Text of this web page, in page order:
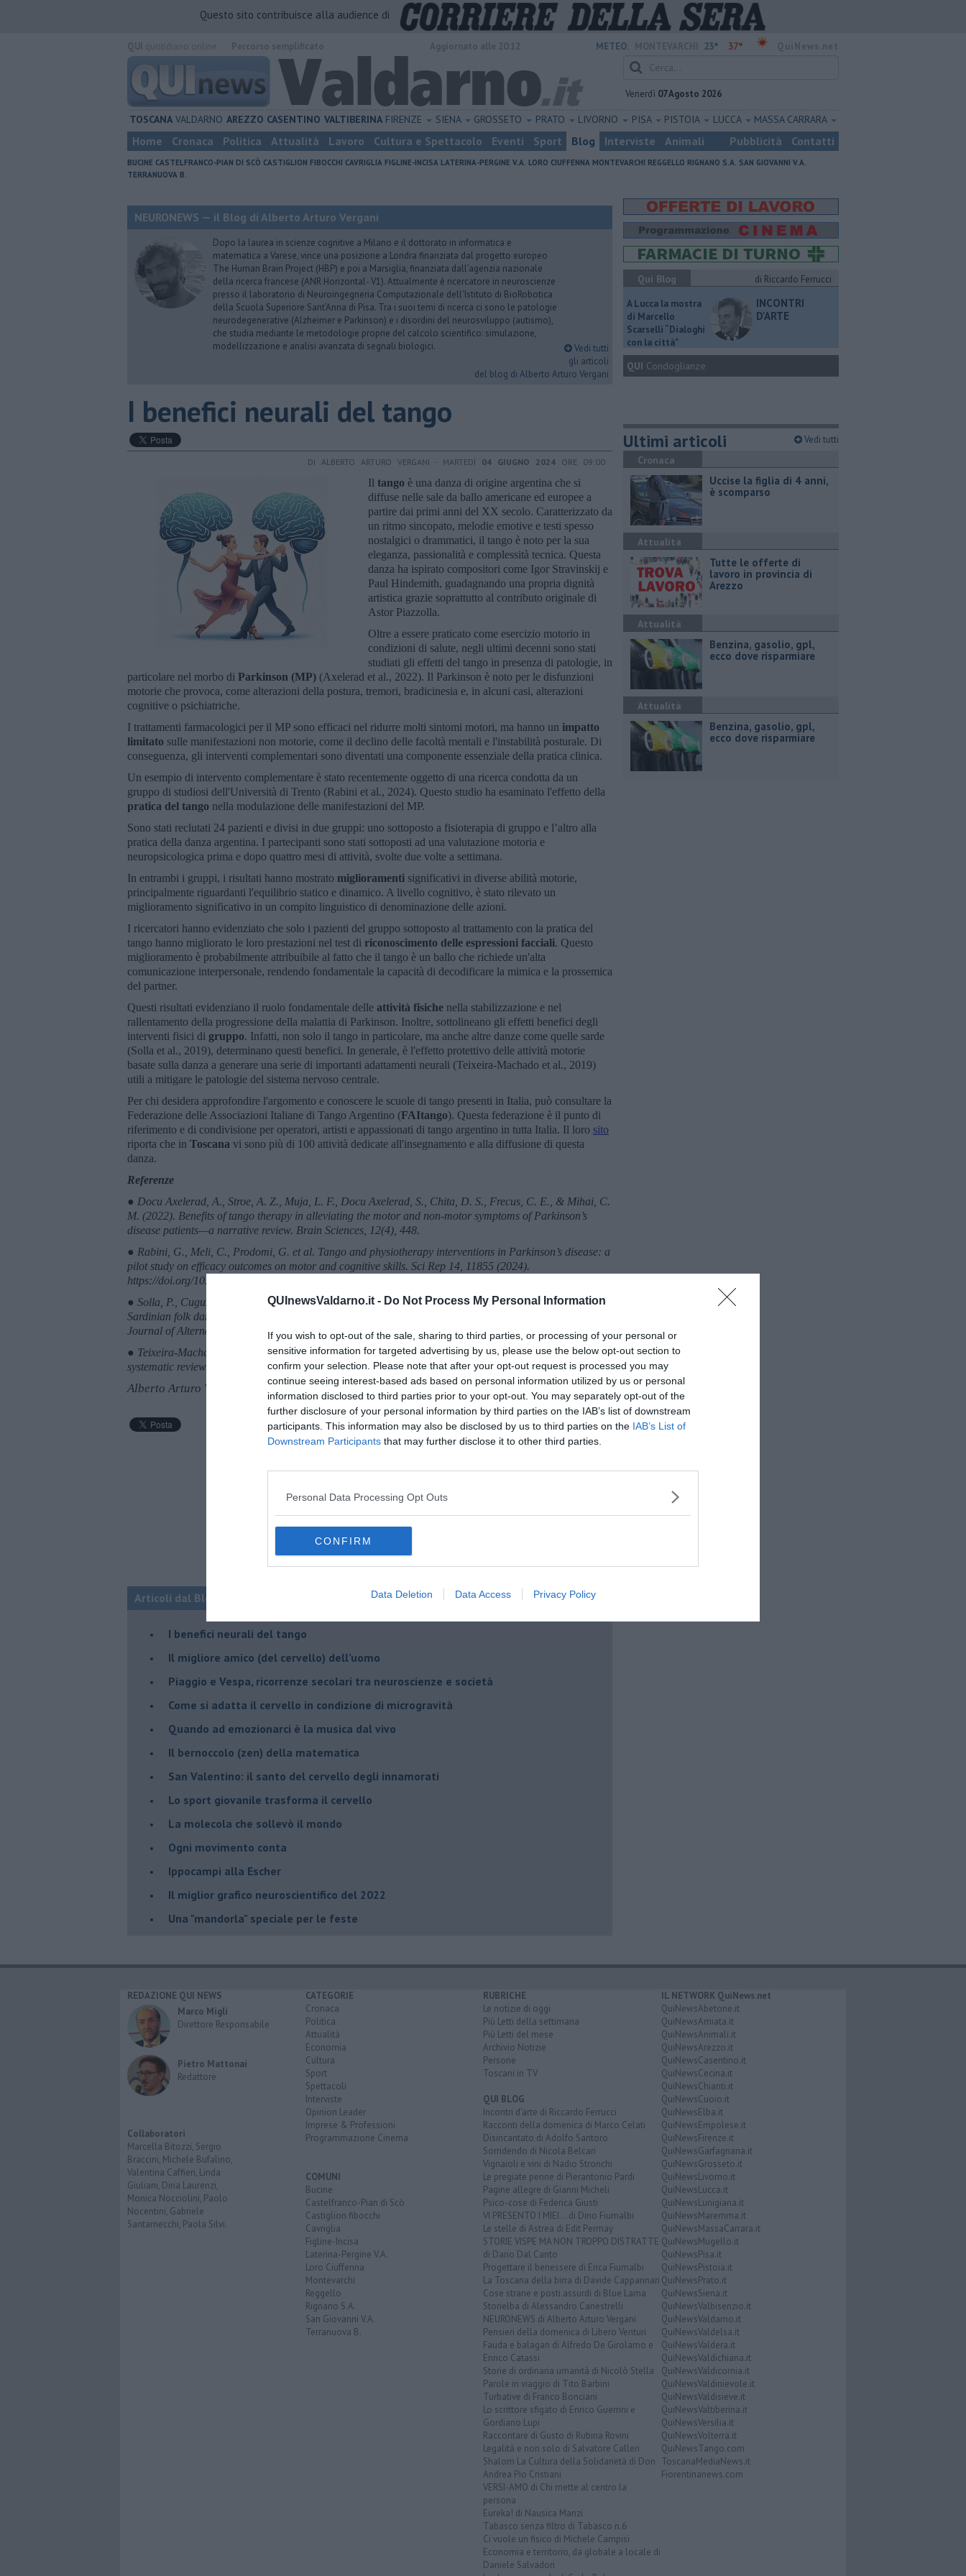
QUInewsValdarno.it - Do Not Process My Personal Information
If you wish to opt-out of the sale, sharing to third parties, or processing of your personal or
sensitive information for targeted advertising by us, please use the below opt-out section to
confirm your selection. Please note that after your opt-out request is processed you may
continue seeing interest-based ads based on personal information utilized by us or personal
information disclosed to third parties prior to your opt-out. You may separately opt-out of the
further disclosure of your personal information by third parties on the IAB’s list of downstream
participants. This information may also be disclosed by us to third parties on the IAB’s List of
Downstream Participants that may further disclose it to other third parties.
Personal Data Processing Opt Outs
CONFIRM
Data Deletion Data Access Privacy Policy
Questo sito contribuisce alla audience di
METEO: 23° 37°
Venerdì 07 Agosto 2026
TOSCANA VALDARNO AREZZO CASENTINO VALTIBERINA FIRENZE SIENA GROSSETO PRATO LIVORNO PISA PISTOIA LUCCA MASSA CARRARA
Home Cronaca Politica Attualità Lavoro Cultura e Spettacolo Eventi Sport Blog Interviste Animali Pubblicità Contatti
BUCINE CASTELFRANCO-PIAN DI SCÒ CASTIGLION FIBOCCHI CAVRIGLIA FIGLINE-INCISA LATERINA-PERGINE V.A. LORO CIUFFENNA MONTEVARCHI REGGELLO RIGNANO S.A. SAN GIOVANNI V.A.
TERRANUOVA B.
NEURONEWS — il Blog di Alberto Arturo Vergani
Dopo la laurea in scienze cognitive a Milano e il dottorato in informatica e
matematica a Varese, vince una posizione a Londra finanziata dal progetto europeo
The Human Brain Project (HBP) e poi a Marsiglia, finanziata dall’agenzia nazionale
della ricerca francese (ANR Horizontal- V1). Attualmente è ricercatore in neuroscienze
presso il laboratorio di Neuroingegneria Computazionale dell'Istituto di BioRobotica
della Scuola Superiore Sant’Anna di Pisa. Tra i suoi temi di ricerca ci sono le patologie
neurodegenerative (Alzheimer e Parkinson) e i disordini del neurosviluppo (autismo),
che studia mediante le metodologie proprie del calcolo scientifico: simulazione,
modellizzazione e analisi avanzata di segnali biologici.
Vedi tutti
gli articoli
del blog di Alberto Arturo Vergani
​I benefici neurali del tango
DI ALBERTO ARTURO VERGANI - MARTEDÌ 04 GIUGNO 2024 ORE 09:00
Il tango è una danza di origine argentina che si
diffuse nelle sale da ballo americane ed europee a
partire dai primi anni del XX secolo. Caratterizzato da
un ritmo sincopato, melodie emotive e testi spesso
nostalgici o drammatici, il tango è noto per la sua
eleganza, passionalità e complessità tecnica. Questa
danza ha ispirato compositori come Igor Stravinskij e
Paul Hindemith, guadagnando una propria dignità
artistica grazie soprattutto al contributo originale di
Astor Piazzolla.
Oltre a essere praticato come esercizio motorio in
condizioni di salute, negli ultimi decenni sono stati
studiati gli effetti del tango in presenza di patologie, in
particolare nel morbo di Parkinson (MP) (Axelerad et al., 2022). Il Parkinson è noto per le disfunzioni
motorie che provoca, come alterazioni della postura, tremori, bradicinesia e, in alcuni casi, alterazioni
cognitive o psichiatriche.
I trattamenti farmacologici per il MP sono efficaci nel ridurre molti sintomi motori, ma hanno un impatto
limitato sulle manifestazioni non motorie, come il declino delle facoltà mentali e l'instabilità posturale. Di
conseguenza, gli interventi complementari sono diventati una componente essenziale della pratica clinica.
Un esempio di intervento complementare è stato recentemente oggetto di una ricerca condotta da un
gruppo di studiosi dell'Università di Trento (Rabini et al., 2024). Questo studio ha esaminato l'effetto della
pratica del tango nella modulazione delle manifestazioni del MP.
Sono stati reclutati 24 pazienti e divisi in due gruppi: uno sottoposto a fisioterapia di gruppo e l’altro alla
pratica della danza argentina. I partecipanti sono stati sottoposti ad una valutazione motoria e
neuropsicologica prima e dopo quattro mesi di attività, svolte due volte a settimana.
In entrambi i gruppi, i risultati hanno mostrato miglioramenti significativi in diverse abilità motorie,
principalmente riguardanti l'equilibrio statico e dinamico. A livello cognitivo, è stato rilevato un
miglioramento significativo in un compito linguistico di denominazione delle azioni.
I ricercatori hanno evidenziato che solo i pazienti del gruppo sottoposto al trattamento con la pratica del
tango hanno migliorato le loro prestazioni nel test di riconoscimento delle espressioni facciali. Questo
miglioramento è probabilmente attribuibile al fatto che il tango è un ballo che richiede un'alta
comunicazione interpersonale, rendendo fondamentale la capacità di decodificare la mimica e la prossemica
del partner.
Questi risultati evidenziano il ruolo fondamentale delle attività fisiche nella stabilizzazione e nel
rallentamento della progressione della malattia di Parkinson. Inoltre, sottolineano gli effetti benefici degli
interventi fisici di gruppo. Infatti, non solo il tango in particolare, ma anche altre danze come quelle sarde
(Solla et al., 2019), determinano questi benefici. In generale, è l'effetto protettivo delle attività motorie
basate sulla danza a generare una serie di importanti adattamenti neurali (Teixeira-Machado et al., 2019)
utili a mitigare le patologie del sistema nervoso centrale.
Per chi desidera approfondire l'argomento e conoscere le scuole di tango presenti in Italia, può consultare la
Federazione delle Associazioni Italiane di Tango Argentino (FAItango). Questa federazione è il punto di
riferimento e di condivisione per operatori, artisti e appassionati di tango argentino in tutta Italia. Il loro sito
riporta che in Toscana vi sono più di 100 attività dedicate all'insegnamento e alla diffusione di questa
danza.
Referenze
● Docu Axelerad, A., Stroe, A. Z., Muja, L. F., Docu Axelerad, S., Chita, D. S., Frecus, C. E., & Mihai, C.
M. (2022). Benefits of tango therapy in alleviating the motor and non-motor symptoms of Parkinson’s
disease patients—a narrative review. Brain Sciences, 12(4), 448.
● Rabini, G., Meli, C., Prodomi, G. et al. Tango and physiotherapy interventions in Parkinson’s disease: a
pilot study on efficacy outcomes on motor and cognitive skills. Sci Rep 14, 11855 (2024).
https://doi.org/10.1038/s41598-024-62786-6
● Solla, P., Cugusi, L., Bertoli, M., Cereatti, A., Della Croce, U., Pani, D., ... & Mercuro, G. (2019).
Sardinian folk dance for individuals with Parkinson's disease: a randomized controlled pilot trial. The
Journal of Alternative and Complementary Medicine, 25(3), 305-316.
● Teixeira-Machado, L., Arida, R. M., & de Jesus Mari, J. (2019). Dance for neuroplasticity: A descriptive
systematic review. Neuroscience & Biobehavioral Reviews, 96, 232-240.
Alberto Arturo Vergani
Articoli dal Blog “NEURONEWS” di Alberto Arturo Vergani
​I benefici neurali del tango
​Il migliore amico (del cervello) dell’uomo
Piaggio e Vespa, ricorrenze secolari tra neuroscienze e società
​Come si adatta il cervello in condizione di microgravità
​Quando ad emozionarci è la musica dal vivo
Il bernoccolo (zen) della matematica
San Valentino: il santo del cervello degli innamorati
​Lo sport giovanile trasforma il cervello
​La molecola che sollevò il mondo
Ogni movimento conta
Ippocampi alla Escher
Il miglior grafico neuroscientifico del 2022
​Una "mandorla" speciale per le feste
Qui Blog
di Riccardo Ferrucci
A Lucca la mostra
di Marcello
Scarselli “Dialoghi
con la città"
INCONTRI
D'ARTE
QUI Condoglianze
Ultimi articoli Vedi tutti
Cronaca
Uccise la figlia di 4 anni,
è scomparso
Attualità
​Tutte le offerte di
lavoro in provincia di
Arezzo
Attualità
​Benzina, gasolio, gpl,
ecco dove risparmiare
Attualità
​Benzina, gasolio, gpl,
ecco dove risparmiare
REDAZIONE QUI NEWS
Marco Migli
Direttore Responsabile
Pietro Mattonai
Redattore
Collaboratori
Marcella Bitozzi, Sergio
Braccini, Michele Bufalino,
Valentina Caffieri, Linda
Giuliani, Dina Laurenzi,
Monica Nocciolini, Paolo
Nocentini, Gabriele
Santarnecchi, Paola Silvi.
CATEGORIE
Cronaca
Politica
Attualità
Economia
Cultura
Sport
Spettacoli
Interviste
Opinion Leader
Imprese & Professioni
Programmazione Cinema
COMUNI
Bucine
Castelfranco-Pian di Scò
Castiglion fibocchi
Cavriglia
Figline-Incisa
Laterina-Pergine V.A.
Loro Ciuffenna
Montevarchi
Reggello
Rignano S.A.
San Giovanni V.A.
Terranuova B.
RUBRICHE
Le notizie di oggi
Più Letti della settimana
Più Letti del mese
Archivio Notizie
Persone
Toscani in TV
QUI BLOG
Incontri d'arte di Riccardo Ferrucci
Racconti della domenica di Marco Celati
Disincantato di Adolfo Santoro
Sorridendo di Nicola Belcari
Vignaioli e vini di Nadio Stronchi
Le pregiate penne di Pierantonio Pardi
Pagine allegre di Gianni Micheli
Psico-cose di Federica Giusti
VI PRESENTO I MIEI... di Dino Fiumalbi
Le stelle di Astrea di Edit Permay
STORIE VISPE MA NON TROPPO DISTRATTE
di Dario Dal Canto
Progettare il benessere di Erica Fiumalbi
La Toscana della birra di Davide Cappannari
Cose strane e posti assurdi di Blue Lama
Storielba di Alessandro Canestrelli
NEURONEWS di Alberto Arturo Vergani
Pensieri della domenica di Libero Venturi
Fauda e balagan di Alfredo De Girolamo e
Enrico Catassi
Storie di ordinaria umanità di Nicolò Stella
Parole in viaggio di Tito Barbini
Turbative di Franco Bonciani
Lo scrittore sfigato di Enrico Guerrini e
Gordiano Lupi
Raccontare di Gusto di Rubina Rovini
Legalità e non solo di Salvatore Calleri
Shalom La Cultura della Solidarietà di Don
Andrea Pio Cristiani
VERSI-AMO di Chi mette al centro la
persona
Eureka! di Nausica Manzi
Tabasco senza filtro di Tabasco n.6
Ci vuole un fisico di Michele Campisi
Economia e territorio, da globale a locale di
Daniele Salvadori
IL NETWORK QuiNews.net
QuiNewsAbetone.it
QuiNewsAmiata.it
QuiNewsAnimali.it
QuiNewsArezzo.it
QuiNewsCasentino.it
QuiNewsCecina.it
QuiNewsChianti.it
QuiNewsCuoio.it
QuiNewsElba.it
QuiNewsEmpolese.it
QuiNewsFirenze.it
QuiNewsGarfagnana.it
QuiNewsGrosseto.it
QuiNewsLivorno.it
QuiNewsLucca.it
QuiNewsLunigiana.it
QuiNewsMaremma.it
QuiNewsMassaCarrara.it
QuiNewsMugello.it
QuiNewsPisa.it
QuiNewsPistoia.it
QuiNewsPrato.it
QuiNewsSiena.it
QuiNewsValbisenzio.it
QuiNewsValdarno.it
QuiNewsValdelsa.it
QuiNewsValdera.it
QuiNewsValdichiana.it
QuiNewsValdicornia.it
QuiNewsValdinievole.it
QuiNewsValdisieve.it
QuiNewsValtiberina.it
QuiNewsVersilia.it
QuiNewsVolterra.it
QuiNewsTango.com
ToscanaMediaNews.it
Fiorentinanews.com